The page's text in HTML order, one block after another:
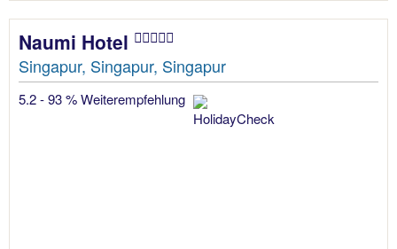
Naumi Hotel
Singapur, Singapur, Singapur
5.2 - 93 % Weiterempfehlung